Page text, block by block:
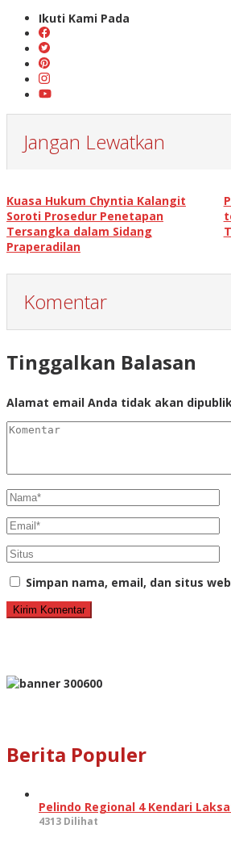
Ikuti Kami Pada
Jangan Lewatkan
Kuasa Hukum Chyntia Kalangit
Soroti Prosedur Penetapan
Tersangka dalam Sidang
Praperadilan
Komentar
Tinggalkan Balasan
Alamat email Anda tidak akan
Simpan nama, email, dan situs
Berita Populer
Pelindo Regional 4 Kendari
4313 Dilihat